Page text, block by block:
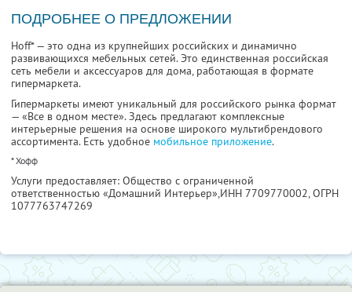
ПОДРОБНЕЕ О ПРЕДЛОЖЕНИИ
Hoff* — это одна из крупнейших российских и динамично
развивающихся мебельных сетей. Это единственная российская
сеть мебели и аксессуаров для дома, работающая в формате
гипермаркета.
Гипермаркеты имеют уникальный для российского рынка формат
— «Все в одном месте». Здесь предлагают комплексные
интерьерные решения на основе широкого мультибрендового
ассортимента. Есть удобное мобильное приложение.
* Хофф
Услуги предоставляет: Общество с ограниченной
ответственностью «Домашний Интерьер»,ИНН 7709770002, ОГРН
1077763747269